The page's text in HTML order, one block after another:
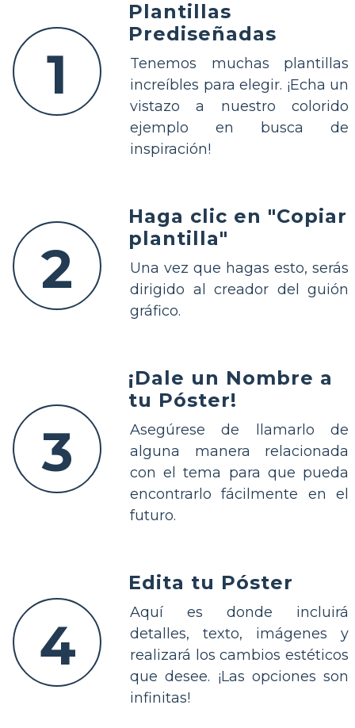
1
Plantillas
Prediseñadas
Tenemos muchas plantillas
increíbles para elegir. ¡Echa un
vistazo a nuestro colorido
ejemplo en busca de
inspiración!
2
Haga clic en "Copiar
plantilla"
Una vez que hagas esto, serás
dirigido al creador del guión
gráfico.
3
¡Dale un Nombre a
tu Póster!
Asegúrese de llamarlo de
alguna manera relacionada
con el tema para que pueda
encontrarlo fácilmente en el
futuro.
4
Edita tu Póster
Aquí es donde incluirá
detalles, texto, imágenes y
realizará los cambios estéticos
que desee. ¡Las opciones son
infinitas!